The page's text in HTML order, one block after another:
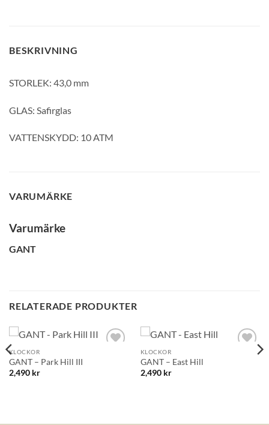
BESKRIVNING
STORLEK: 43,0 mm
GLAS: Safirglas
VATTENSKYDD: 10 ATM
VARUMÄRKE
Varumärke
GANT
RELATERADE PRODUKTER
KLOCKOR
GANT – Park Hill III
2,490 kr
KLOCKOR
GANT – East Hill
2,490 kr
E-post
Mobilnummer